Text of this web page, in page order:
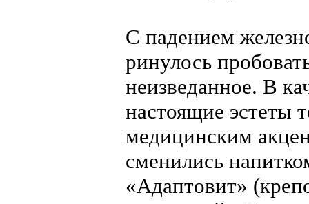
С падением
ринулось
неизведанное. В
настоящие эстеты
медицинским
сменились
«Адаптовит»